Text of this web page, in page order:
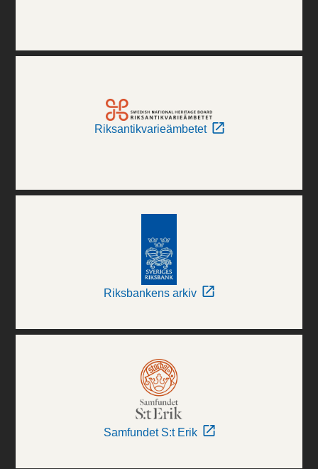
Riksantikvarieämbetet
Riksbankens arkiv
Samfundet S:t Erik